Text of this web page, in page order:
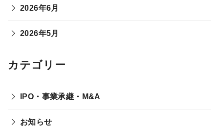
2026年6月
2026年5月
カテゴリー
IPO・事業承継・M&A
お知らせ